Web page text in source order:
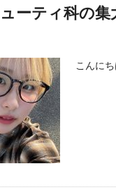
ーティ科の
こんに